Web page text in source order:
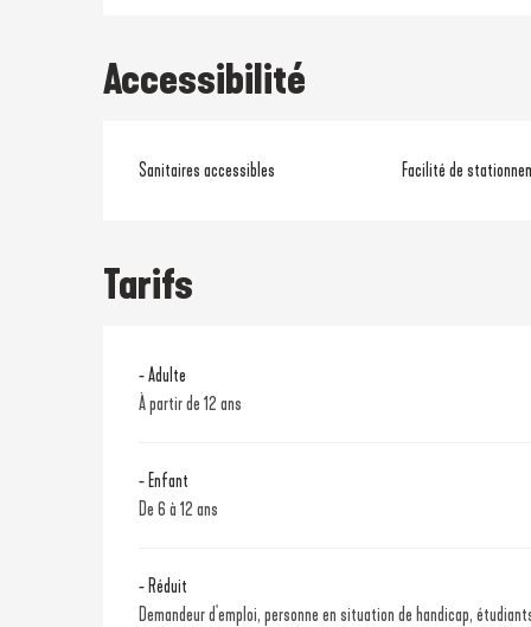
Accessibilité
Sanitaires accessibles Facilité de
Tarifs
- Adulte
À partir de 12 ans
- Enfant
De 6 à 12 ans
- Réduit
Demandeur d'emploi, personne en situation de handicap,